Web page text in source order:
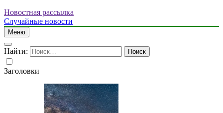
Новостная рассылка
Случайные новости
Меню
Найти:
Заголовки